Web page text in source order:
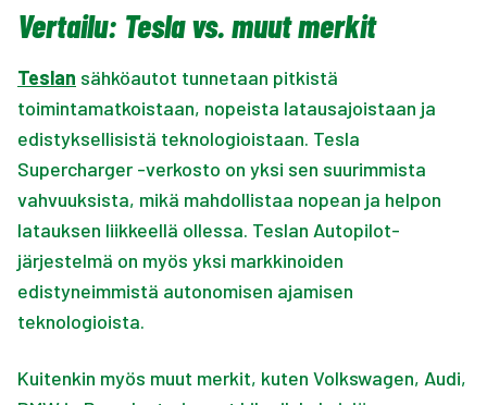
Vertailu: Tesla vs. muut merkit
Teslan sähköautot tunnetaan pitkistä
toimintamatkoistaan, nopeista latausajoistaan ja
edistyksellisistä teknologioistaan. Tesla
Supercharger -verkosto on yksi sen suurimmista
vahvuuksista, mikä mahdollistaa nopean ja helpon
latauksen liikkeellä ollessa. Teslan Autopilot-
järjestelmä on myös yksi markkinoiden
edistyneimmistä autonomisen ajamisen
teknologioista.
Kuitenkin myös muut merkit, kuten Volkswagen, Audi,